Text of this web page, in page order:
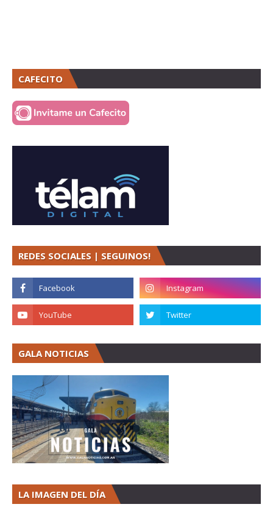
CAFECITO
REDES SOCIALES | SEGUINOS!
GALA NOTICIAS
LA IMAGEN DEL DÍA